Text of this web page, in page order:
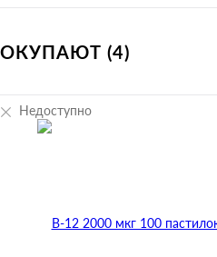
(4)
Недоступно